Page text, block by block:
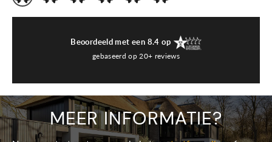
Beoordeeld met een 8.4 op
gebaseerd op 20+ reviews
MEER INFORMATIE?